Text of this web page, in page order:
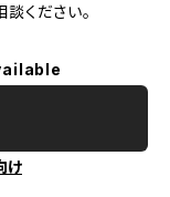
ください。
け